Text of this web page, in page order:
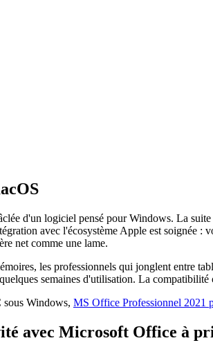
d'un logiciel pensé pour Windows. La
avec l'écosystème Apple est soignée :
net comme une lame.
les professionnels qui jonglent entre
semaines d'utilisation. La
sous Windows, MS Office Professionnel 2021
avec Microsoft Office à